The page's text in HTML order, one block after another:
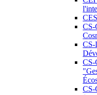
CS-
CS-
CS-
CS-